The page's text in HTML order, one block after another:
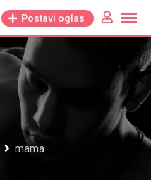
Postavi oglas
mama